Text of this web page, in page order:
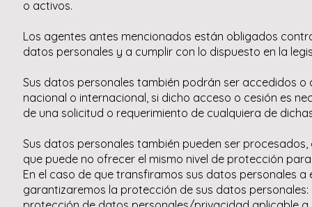
o activos.
Los agentes antes mencionados están obligados
datos personales y a cumplir con lo dispuesto en la
Sus datos personales también podrán ser accedidos
nacional o internacional, si dicho acceso o cesión es
de una solicitud o requerimiento de cualquiera de
Sus datos personales también pueden ser
que puede no ofrecer el mismo nivel de protección
En el caso de que transfiramos sus datos personales
garantizaremos la protección de sus datos